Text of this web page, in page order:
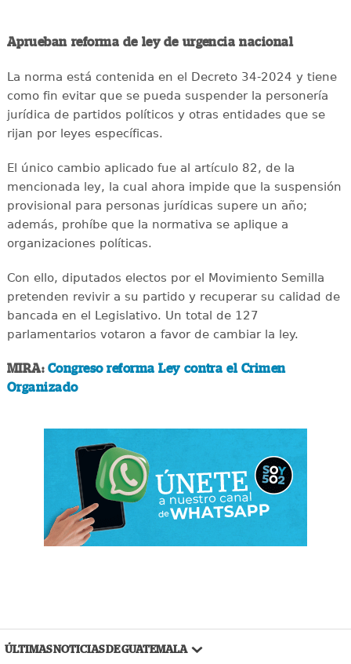
Aprueban reforma de ley de urgencia nacional
La norma está contenida en el Decreto 34-2024 y tiene
como fin evitar que se pueda suspender la personería
jurídica de partidos políticos y otras entidades que se
rijan por leyes específicas.
El único cambio aplicado fue al artículo 82, de la
mencionada ley, la cual ahora impide que la suspensión
provisional para personas jurídicas supere un año;
además, prohíbe que la normativa se aplique a
organizaciones políticas.
Con ello, diputados electos por el Movimiento Semilla
pretenden revivir a su partido y recuperar su calidad de
bancada en el Legislativo. Un total de 127
parlamentarios votaron a favor de cambiar la ley.
MIRA:Congreso reforma Ley contra el Crimen
Organizado
ÚLTIMAS NOTICIAS DE GUATEMALA